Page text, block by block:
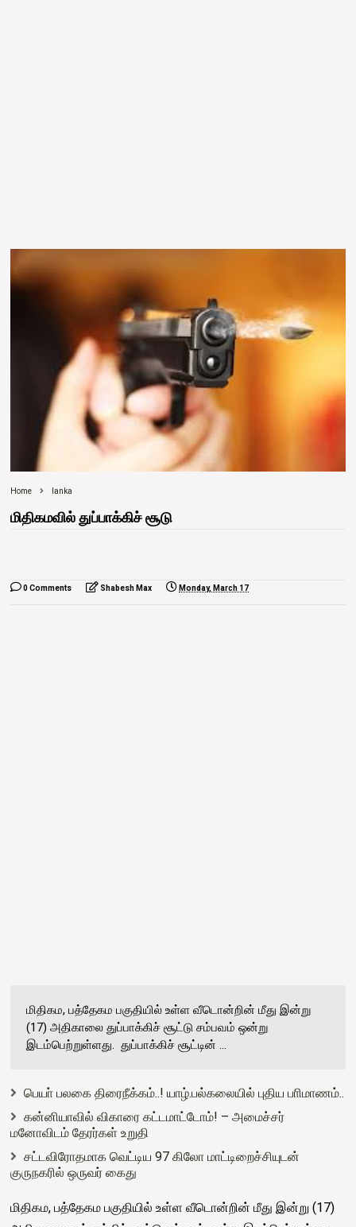
Home lanka
மிதிகமவில் துப்பாக்கிச் சூடு
0 Comments Shabesh Max Monday, March 17
மிதிகம, பத்தேகம பகுதியில் உள்ள வீடொன்றின் மீது இன்று
(17) அதிகாலை துப்பாக்கிச் சூட்டு சம்பவம் ஒன்று
இடம்பெற்றுள்ளது. துப்பாக்கிச் சூட்டின் ...
பெயா் பலகை திரைநீக்கம்..! யாழ்.பல்கலையில் புதிய பாிமாணம்..
கன்னியாவில் விகாரை கட்டமாட்டோம்! – அமைச்சர்
மனோவிடம் தேரர்கள் உறுதி
சட்டவிரோதமாக வெட்டிய 97 கிலோ மாட்டிறைச்சியுடன்
குருநகரில் ஒருவர் கைது
மிதிகம, பத்தேகம பகுதியில் உள்ள வீடொன்றின் மீது இன்று (17)